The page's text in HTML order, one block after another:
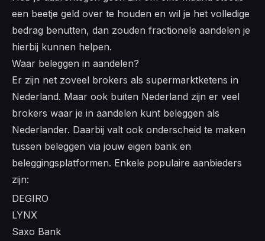
een beetje geld over te houden en wil je het volledige
bedrag benutten, dan zouden fractionele aandelen je
hierbij kunnen helpen.
Waar beleggen in aandelen?
Er zijn net zoveel brokers als supermarktketens in
Nederland. Maar ook buiten Nederland zijn er veel
brokers waar je in aandelen kunt beleggen als
Nederlander. Daarbij valt ook onderscheid te maken
tussen beleggen via jouw eigen bank en
beleggingsplatformen. Enkele populaire aanbieders
zijn:
DEGIRO
LYNX
Saxo Bank